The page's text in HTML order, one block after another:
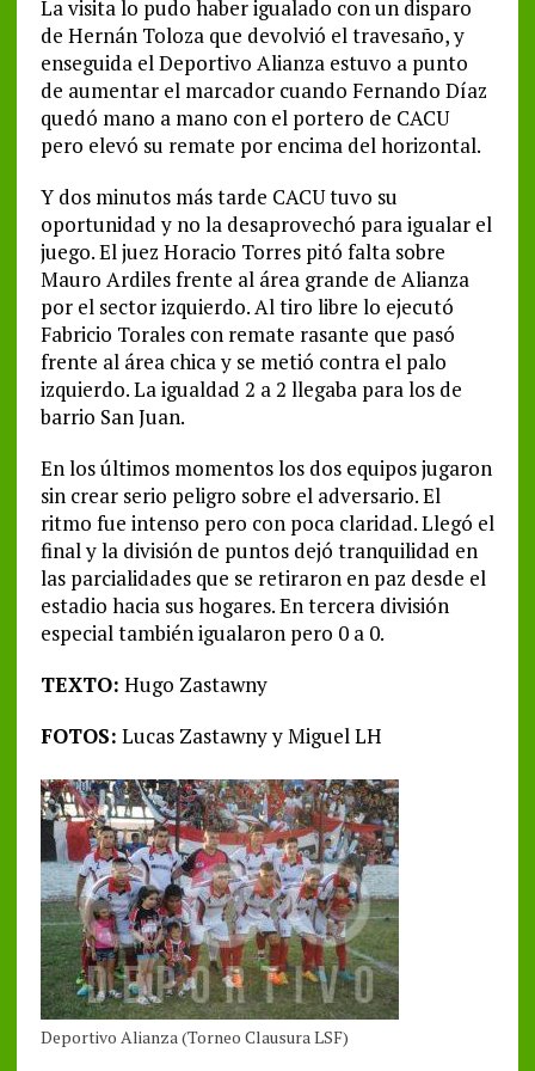
La visita lo pudo haber igualado con un disparo
de Hernán Toloza que devolvió el travesaño, y
enseguida el Deportivo Alianza estuvo a punto
de aumentar el marcador cuando Fernando Díaz
quedó mano a mano con el portero de CACU
pero elevó su remate por encima del horizontal.
Y dos minutos más tarde CACU tuvo su
oportunidad y no la desaprovechó para igualar el
juego. El juez Horacio Torres pitó falta sobre
Mauro Ardiles frente al área grande de Alianza
por el sector izquierdo. Al tiro libre lo ejecutó
Fabricio Torales con remate rasante que pasó
frente al área chica y se metió contra el palo
izquierdo. La igualdad 2 a 2 llegaba para los de
barrio San Juan.
En los últimos momentos los dos equipos jugaron
sin crear serio peligro sobre el adversario. El
ritmo fue intenso pero con poca claridad. Llegó el
final y la división de puntos dejó tranquilidad en
las parcialidades que se retiraron en paz desde el
estadio hacia sus hogares. En tercera división
especial también igualaron pero 0 a 0.
TEXTO: Hugo Zastawny
FOTOS: Lucas Zastawny y Miguel LH
Deportivo Alianza (Torneo Clausura LSF)